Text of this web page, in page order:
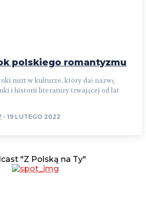
polskiego romantyzmu
nurt w kulturze, który dał nazwę
i historii literatury trwającej od lat
- 19 LUTEGO 2022
"Z Polską na Ty"